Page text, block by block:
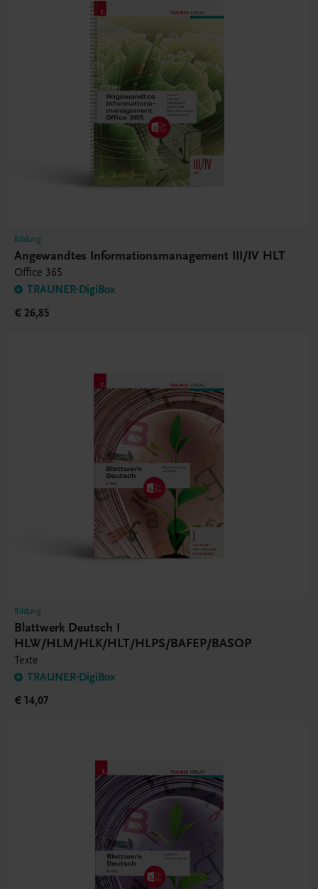
Bildung
Angewandtes Informationsmanagement III/IV HLT
Office 365
TRAUNER-DigiBox
€ 26,85
Bildung
Blattwerk Deutsch I
HLW/HLM/HLK/HLT/HLPS/BAFEP/BASOP
Texte
TRAUNER-DigiBox
€ 14,07